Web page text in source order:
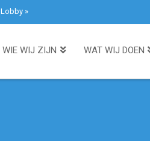
Lobby»
WIE WIJ ZIJN WAT WIJ DOEN